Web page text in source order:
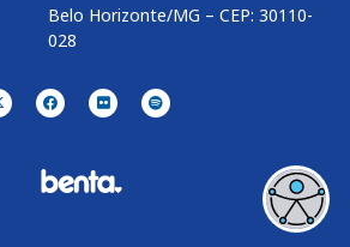
Belo Horizonte/MG – CEP: 30110-
028